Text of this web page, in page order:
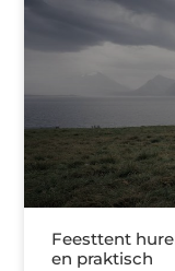
Feesttent
en praktisch